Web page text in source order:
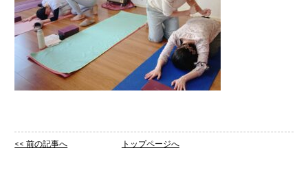
<< 前の記事へ トップページへ